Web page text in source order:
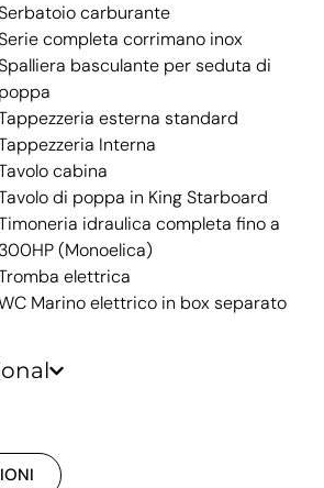
carburante
completa corrimano inox
basculante per seduta di
poppa
esterna standard
Interna
cabina
di poppa in King Starboard
idraulica completa fino a
300HP (Monoelica)
elettrica
Marino elettrico in box separato